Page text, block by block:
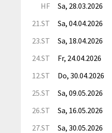
HF
Sa, 28.03.2026
21.ST
Sa, 04.04.2026
23.ST
Sa, 18.04.2026
24.ST
Fr, 24.04.2026
12.ST
Do, 30.04.2026
25.ST
Sa, 09.05.2026
26.ST
Sa, 16.05.2026
27.ST
Sa, 30.05.2026